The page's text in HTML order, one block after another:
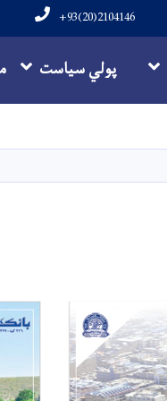
+93(20)2104146
پولي سیاست